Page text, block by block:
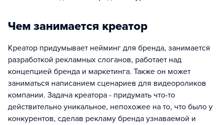
Чем занимается креатор
Креатор придумывает нейминг для бренда, занимается
разработкой рекламных слоганов, работает над
концепцией бренда и маркетинга. Также он может
заниматься написанием сценариев для видеороликов
компании. Задача креатора - придумать что-то
действительно уникальное, непохожее на то, что было у
конкурентов, сделав рекламу бренда узнаваемой и